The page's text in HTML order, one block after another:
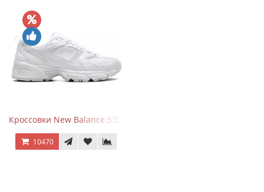
Кроссовки New Balance 530 Total White Silver
10470